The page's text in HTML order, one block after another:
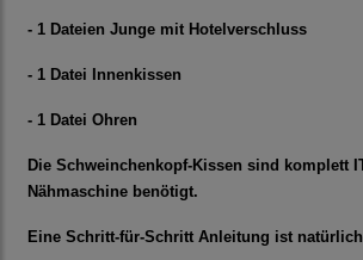
- 1 Dateien Junge mit Hotelverschluss
- 1 Datei Innenkissen
- 1 Datei Ohren
Die Schweinchenkopf-Kissen sind komplett
Nähmaschine benötigt.
Eine Schritt-für-Schritt Anleitung ist